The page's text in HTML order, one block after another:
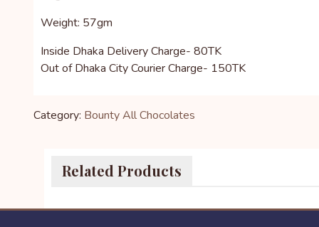
Weight: 57gm
Inside Dhaka Delivery Charge- 80TK
Out of Dhaka City Courier Charge- 150TK
Category: BountyAll Chocolates
Related Products